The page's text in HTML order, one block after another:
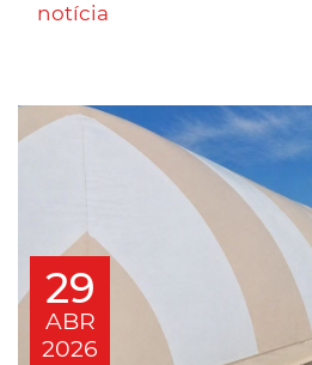
notícia
29
ABR
2026